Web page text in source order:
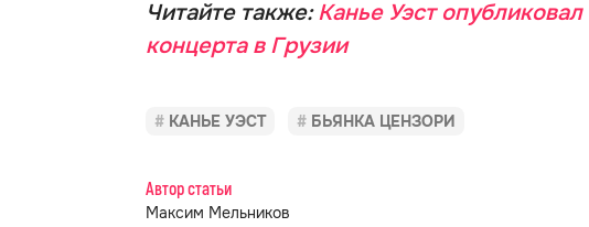
Читайте также:Канье Уэст
концерта в Грузии
КАНЬЕ УЭСТ БЬЯНКА ЦЕНЗОРИ
Автор статьи
Максим Мельников